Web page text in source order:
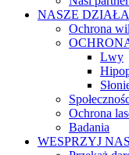
NASZE
Ochrona
Lwy
Ochrona
Badania
WESPRZYJ NAS